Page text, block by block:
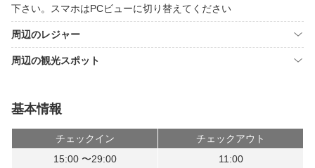
下さい。スマホはPCビューに切り替えてください
周辺のレジャー
周辺の観光スポット
基本情報
チェックイン
チェックアウト
15:00 〜29:00
11:00